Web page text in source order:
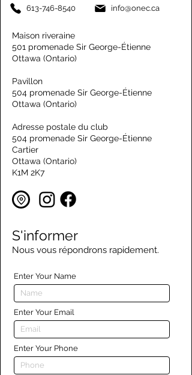
613-746-8540 info@onec.ca
Maison riveraine
501 promenade Sir George-Étienne
Ottawa (Ontario)
Pavillon
504 promenade Sir George-Étienne
Ottawa (Ontario)
Adresse postale du club
504 promenade Sir George-Étienne
Cartier
Ottawa (Ontario)
K1M 2K7
S'informer
Nous vous répondrons rapidement.
Enter Your Name
Enter Your Email
Enter Your Phone